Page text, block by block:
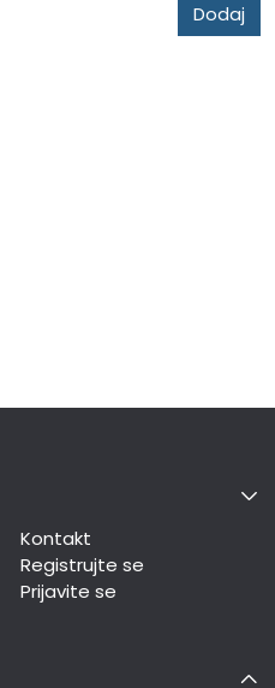
Dodaj
Kontakt
Registrujte se
Prijavite se